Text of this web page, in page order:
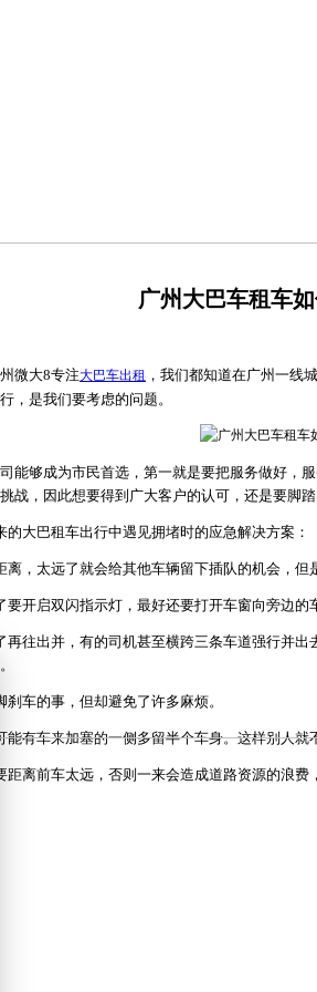
广州大巴车租车
微大8专注大巴车出租 ，我们都知道在广州一线
，是我们要考虑的问题。
够成为市民首选，第一就是要把服务做好，
战，因此想要得到广大客户的认可，还是要脚
巴租车出行中遇见拥堵时的应急解决方案：
太远了就会给其他车辆留下插队的机会，但
启双闪指示灯，最好还要打开车窗向旁边的
出并，有的司机甚至横跨三条车道强行并出
车的事，但却避免了许多麻烦。
车来加塞的一侧多留半个车身。这样别人就
前车太远，否则一来会造成道路资源的浪费